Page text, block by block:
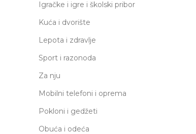
Igračke i igre i školski pribor
Kuća i dvorište
Lepota i zdravlje
Sport i razonoda
Za nju
Mobilni telefoni i oprema
Pokloni i gedžeti
Obuća i odeća